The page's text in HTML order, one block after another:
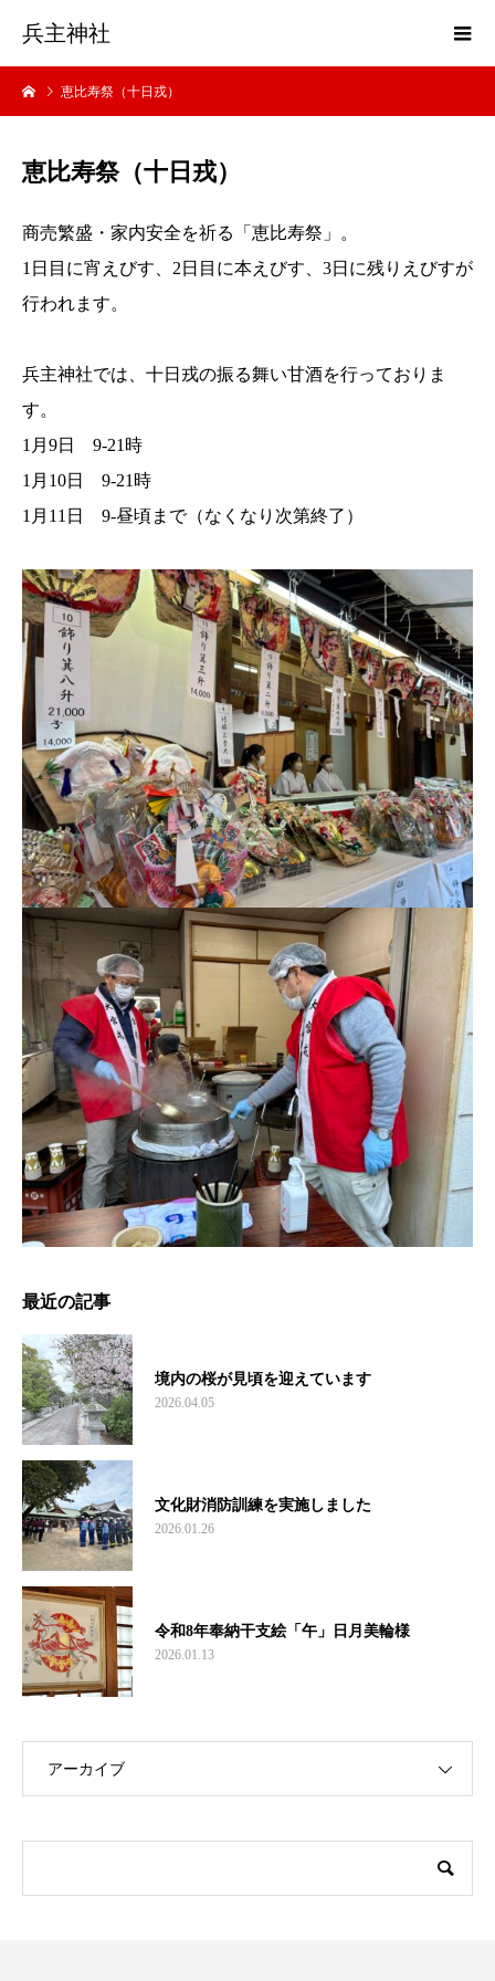
兵主神社
恵比寿祭（十日戎）
恵比寿祭（十日戎）
商売繁盛・家内安全を祈る「恵比寿祭」。
1日目に宵えびす、2日目に本えびす、3日に残りえびすが
行われます。
兵主神社では、十日戎の振る舞い甘酒を行っておりま
す。
1月9日 9-21時
1月10日 9-21時
1月11日 9-昼頃まで（なくなり次第終了）
最近の記事
境内の桜が見頃を迎えています
2026.04.05
文化財消防訓練を実施しました
2026.01.26
令和8年奉納干支絵「午」日月美輪様
2026.01.13
アーカイブ